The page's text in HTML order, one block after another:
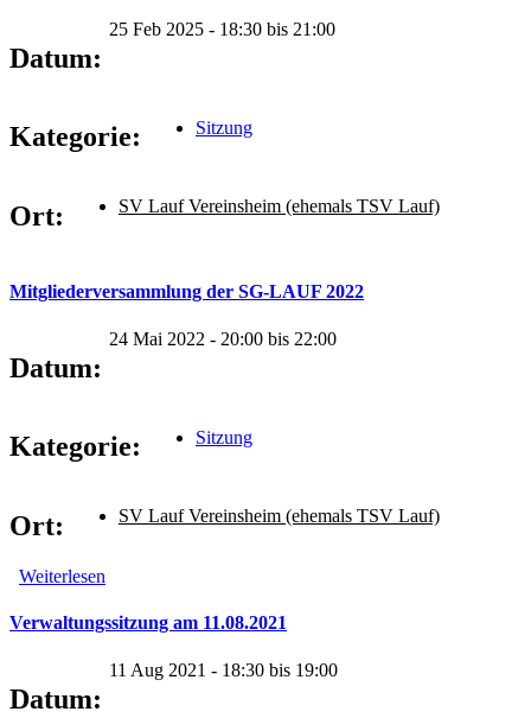
Datum:
25 Feb 2025 - 18:30 bis 21:00
Kategorie: Sitzung
Ort: SV Lauf Vereinsheim (ehemals TSV Lauf)
Mitgliederversammlung der SG-LAUF 2022
Datum:
24 Mai 2022 - 20:00 bis 22:00
Kategorie: Sitzung
Ort: SV Lauf Vereinsheim (ehemals TSV Lauf)
Weiterlesen
Verwaltungssitzung am 11.08.2021
Datum:
11 Aug 2021 - 18:30 bis 19:00